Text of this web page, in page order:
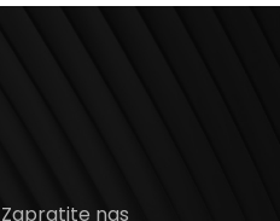
Zapratite nas